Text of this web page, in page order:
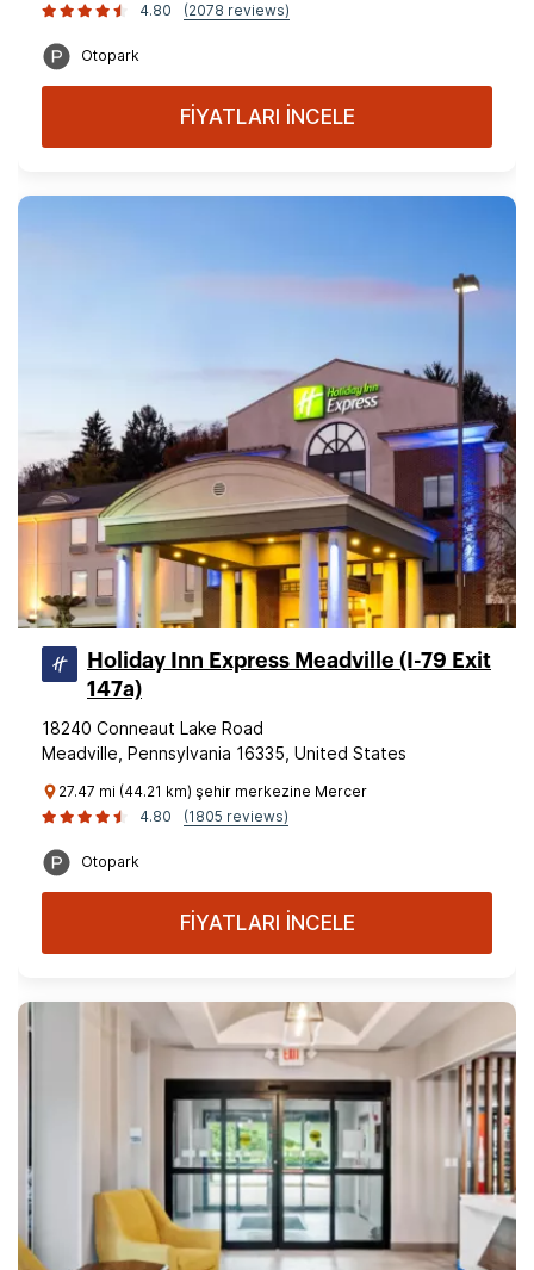
4.80
(2078 reviews)
Otopark
FİYATLARI İNCELE
Holiday Inn Express Meadville (I-79 Exit
147a)
18240 Conneaut Lake Road
Meadville, Pennsylvania 16335, United States
27.47 mi (44.21 km) şehir merkezine Mercer
4.80
(1805 reviews)
Otopark
FİYATLARI İNCELE